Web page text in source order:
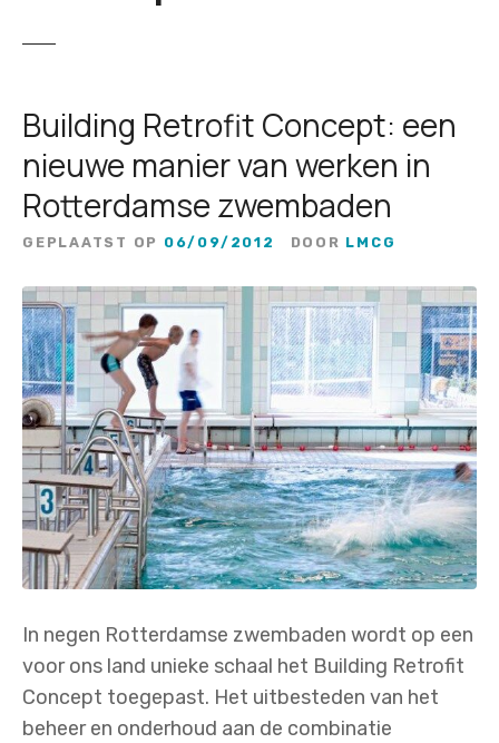
Building Retrofit Concept: een
nieuwe manier van werken in
Rotterdamse zwembaden
GEPLAATST OP 06/09/2012 DOOR LMCG
In negen Rotterdamse zwembaden wordt op een
voor ons land unieke schaal het Building Retrofit
Concept toegepast. Het uitbesteden van het
beheer en onderhoud aan de combinatie